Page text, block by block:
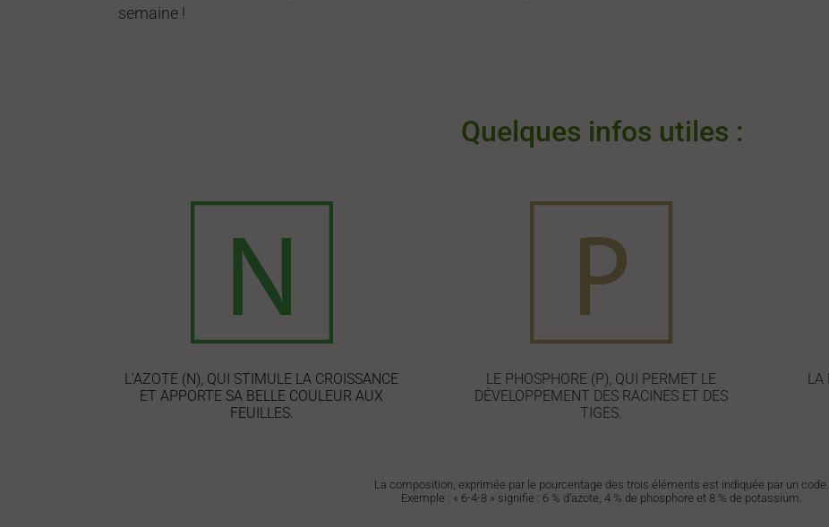
semaine !
Quelques infos utiles :
L’AZOTE (N), QUI STIMULE LA CROISSANCE
ET APPORTE SA BELLE COULEUR AUX
FEUILLES.
LE PHOSPHORE (P), QUI PERMET LE
DÉVELOPPEMENT DES RACINES ET DES
TIGES.
LA
La composition, exprimée par le pourcentage des trois éléments est indiquée par un code.
Exemple : « 6-4-8 » signifie : 6 % d’azote, 4 % de phosphore et 8 % de potassium.